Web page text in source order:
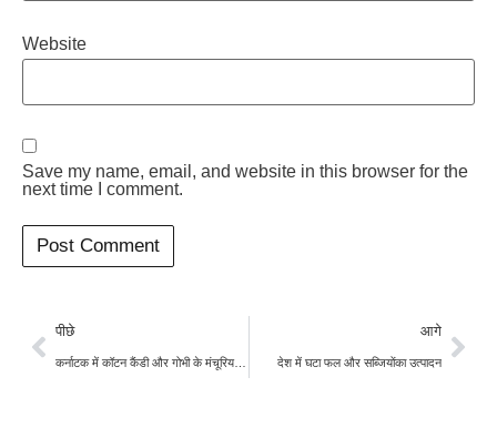
Website
Save my name, email, and website in this browser for the
next time I comment.
पीछे
कर्नाटक में कॉटन कैंडी और गोभी के मंचूरियन पर बैन
आगे
देश में घटा फल और सब्जियोंका उत्पादन